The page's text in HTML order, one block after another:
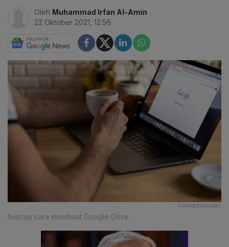
Oleh Muhammad Irfan Al-Amin
22 Oktober 2021, 12:56
FIRMBEE/PIXABAY
Ilustrasi cara membuat Google Drive